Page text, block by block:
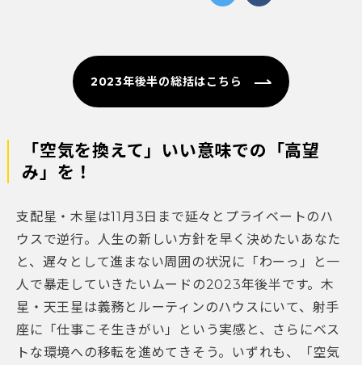
2023年後半の総括はこちら
「空気を換えて」いい意味での「高望
み」を！
支配星・木星は11月3日まで延々とプライベートのハ
ウスで逆行。人生の新しい方針を早く決めたいあなた
と、遅々として進まない周囲の状況に「わーっ」と一
人で暴走していきたいムードの2023年後半です。木
星・天王星は義務とルーティンのハウスにいて、射手
座に「仕事こそ生きがい」という実感と、さらにベス
トな環境への移転を進めてきそう。いずれも、「空気